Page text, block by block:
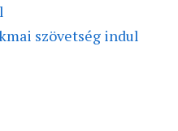
szövetség indul